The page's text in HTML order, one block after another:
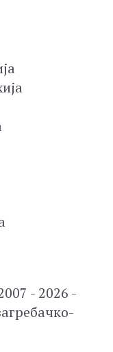
- 2026 -